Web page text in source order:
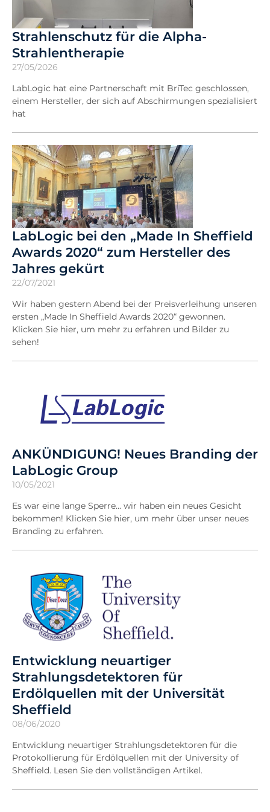
Strahlenschutz für die Alpha-
Strahlentherapie
27/05/2026
LabLogic hat eine Partnerschaft mit BriTec geschlossen,
einem Hersteller, der sich auf Abschirmungen spezialisiert
hat
LabLogic bei den „Made In Sheffield
Awards 2020“ zum Hersteller des
Jahres gekürt
22/07/2021
Wir haben gestern Abend bei der Preisverleihung unseren
ersten „Made In Sheffield Awards 2020“ gewonnen.
Klicken Sie hier, um mehr zu erfahren und Bilder zu
sehen!
ANKÜNDIGUNG! Neues Branding der
LabLogic Group
10/05/2021
Es war eine lange Sperre... wir haben ein neues Gesicht
bekommen! Klicken Sie hier, um mehr über unser neues
Branding zu erfahren.
Entwicklung neuartiger
Strahlungsdetektoren für
Erdölquellen mit der Universität
Sheffield
08/06/2020
Entwicklung neuartiger Strahlungsdetektoren für die
Protokollierung für Erdölquellen mit der University of
Sheffield. Lesen Sie den vollständigen Artikel.